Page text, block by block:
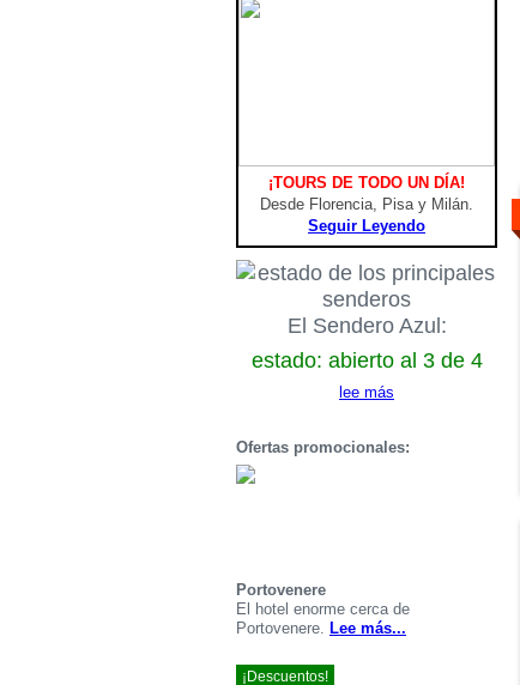
¡TOURS DE TODO UN DÍA!
Desde Florencia, Pisa y Milán.
Seguir Leyendo
El Sendero Azul:
estado: abierto al 3 de 4
lee más
Ofertas promocionales:
Portovenere
El hotel enorme cerca de
Portovenere. Lee más...
¡Descuentos!